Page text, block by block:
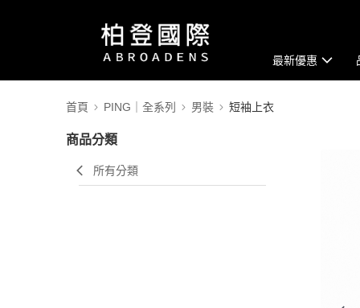
最新優惠
首頁 PING｜全系列 男裝 短袖上衣
商品分類
所有分類